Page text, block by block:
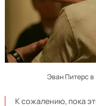
Эван Питерс
К сожалению, пока